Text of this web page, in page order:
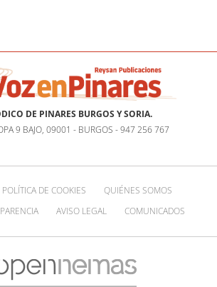
DE PINARES BURGOS Y SORIA.
9 BAJO, 09001 - BURGOS - 947 256 767
POLÍTICA DE COOKIES
QUIÉNES SOMOS
AVISO LEGAL COMUNICADOS